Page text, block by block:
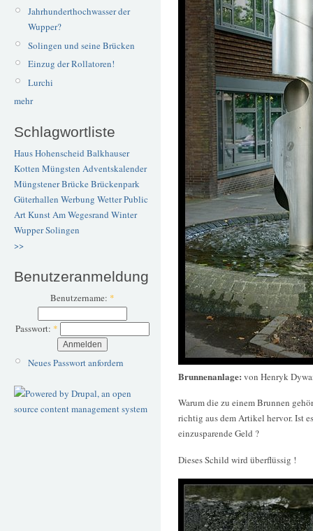
Jahrhunderthochwasser der
Wupper?
Solingen und seine Brücken
Einzug der Rollatoren!
Lurchi
mehr
Schlagwortliste
Haus Hohenscheid Balkhauser
Kotten Müngsten Adventskalender
Müngstener BrückeBrückenpark
Güterhallen Werbung WetterPublic
ArtKunstAm Wegesrand Winter
WupperSolingen
>>
Benutzeranmeldung
Benutzername: *
Passwort: *
Neues Passwort anfordern
Brunnenanlage: von Henryk
Warum die zu einem Brunnen
richtig aus dem Artikel hervor. Ist
einzusparende Geld ?
Dieses Schild wird überflüssig !